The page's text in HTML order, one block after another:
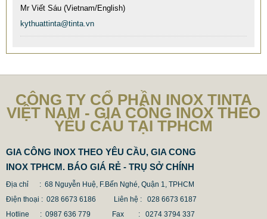
CỘT INOX 304 NÂNG HẠ
Mr Viết Sáu (Vietnam/English)
kythuattinta@tinta.vn
CÔNG TY CỔ PHẦN INOX TINTA
VIỆT NAM - GIA CÔNG INOX THEO
YÊU CẦU TẠI TPHCM
GIA CÔNG INOX THEO YÊU CẦU, GIA CONG
INOX TPHCM. BÁO GIÁ RẺ - TRỤ SỞ CHÍNH
Địa chỉ : 68 Nguyễn Huệ, F.Bến Nghé, Quận 1, TPHCM
Điện thoại : 028 6673 6186
Liên hệ : 028 6673 6187
Hotline : 0987 636 779 Fax
: 0274 3794 337